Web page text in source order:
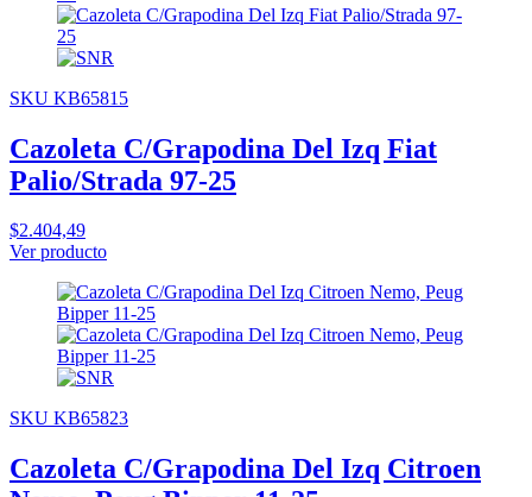
SKU KB65815
Cazoleta C/Grapodina Del Izq Fiat
Palio/Strada 97-25
$2.404,49
Ver producto
SKU KB65823
Cazoleta C/Grapodina Del Izq Citroen